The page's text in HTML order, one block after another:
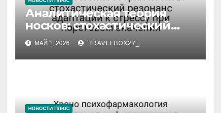
Аналитическая теория
носков: стохастический
резонанс адаптации к
стрессу при пороговом
значении
МАЙ 1, 2026 TRAVELBOX27_
НОВОСТИ ПЛЮС